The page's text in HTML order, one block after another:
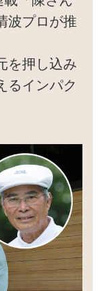
波プロが推
を押し込み
るインパク